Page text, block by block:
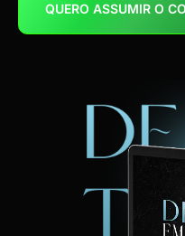
QUERO ASSUMIR O